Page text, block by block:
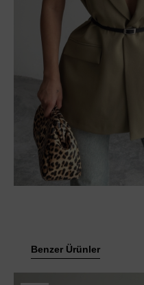
Benzer Ürünler